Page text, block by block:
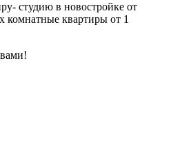
студию в новостройке от
комнатные квартиры от 1